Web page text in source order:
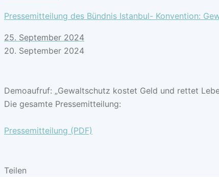
Pressemitteilung des Bündnis Istanbul- Konvention:
25. September 2024
20. September 2024
Demoaufruf: „Gewaltschutz kostet Geld und rettet
Die gesamte Pressemitteilung:
Pressemitteilung (PDF)
Teilen